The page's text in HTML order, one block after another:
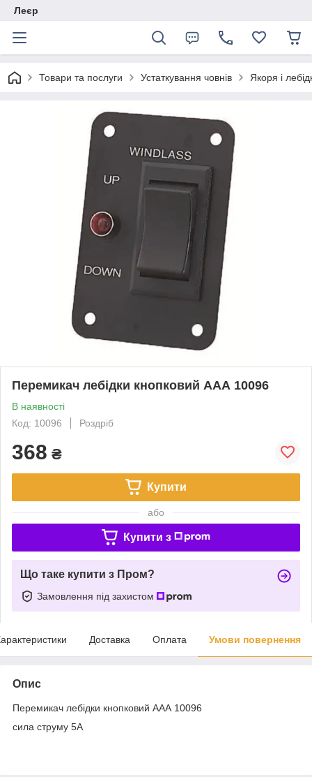
Леєр
Товари та послуги Устаткування човнів Якоря і
Перемикач лебідки кнопковий ААА 10096
В наявності
Код: 10096
Роздріб
368 ₴
Купити
або
Купити з
Що таке купити з Пром?
Замовлення під захистом
Доставка Оплата Умови повернення
Опис
Перемикач лебідки кнопковий ААА 10096
сила струму 5А